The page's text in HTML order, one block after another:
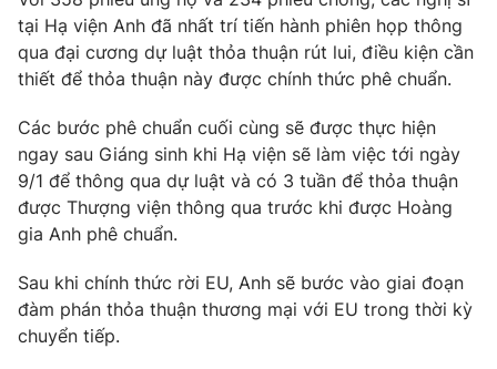
Câu chuyện quốc tế
Tài chính
Thị trường
Dữ liệu và đời sống
Hậu trường
Nhân vật
Khán giả
Giải sao mai
Giải trí
Điện ảnh
Sao
Đời sống
Du lịch
Làm đẹp
Giáo dục
Tuyển sinh
tại Hạ viện Anh đã nhất trí tiến hành phiên họp thông
qua đại cương dự luật thỏa thuận rút lui, điều kiện cần
thiết để thỏa thuận này được chính thức phê chuẩn.
Các bước phê chuẩn cuối cùng sẽ được thực hiện
ngay sau Giáng sinh khi Hạ viện sẽ làm việc tới ngày
9/1 để thông qua dự luật và có 3 tuần để thỏa thuận
được Thượng viện thông qua trước khi được Hoàng
gia Anh phê chuẩn.
Sau khi chính thức rời EU, Anh sẽ bước vào giai đoạn
đàm phán thỏa thuận thương mại với EU trong thời kỳ
chuyển tiếp.